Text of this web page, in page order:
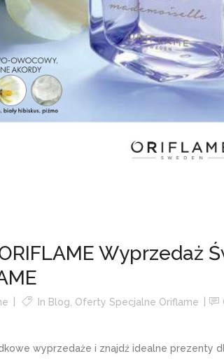
Wyprzedaż
In Blog Oferty Specjalne Oriflame
wyprzedaże i znajdź idealne prezenty